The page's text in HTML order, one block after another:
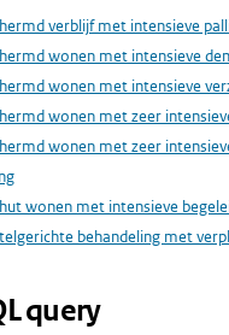
verblijf met intensieve
wonen met intensieve
wonen met intensieve
wonen met zeer
wonen met zeer
wonen met intensieve
behandeling met
query